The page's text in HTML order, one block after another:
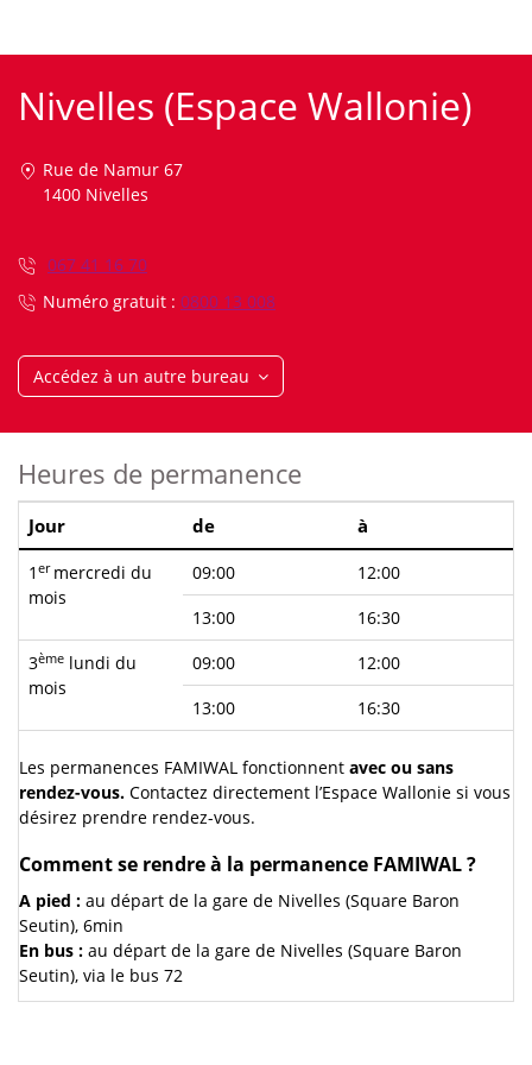
Accédez à un autre bureau
Nivelles (Espace Wallonie)
Rue de Namur 67
1400 Nivelles
Téléphone
067 41 16 70
Numéro gratuit : 0800 13 008
Heures de permanence
Jour de à
1 er mercredi du
mois
09:00
12:00
13:00
16:30
3ème lundi du
mois
09:00
12:00
13:00
16:30
Les permanences FAMIWAL fonctionnent avec ou sans
rendez-vous. Contactez directement l’Espace Wallonie si vous
désirez prendre rendez-vous.
Comment se rendre à la permanence FAMIWAL ?
A pied : au départ de la gare de Nivelles (Square Baron
Seutin), 6min
En bus : au départ de la gare de Nivelles (Square Baron
Seutin), via le bus 72